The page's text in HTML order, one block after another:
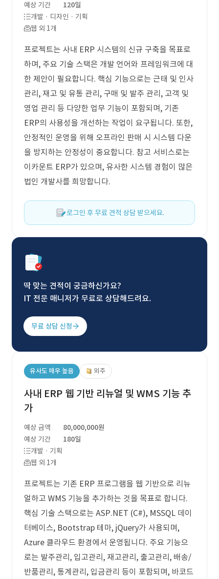
예상 기간
120일
개발 · 디자인 · 기획
웹 외 1개
프로젝트는 사내 ERP 시스템의 신규 구축을 목표로
하며, 주요 기술 스택은 개발 언어와 프레임워크에 대
한 제안이 필요합니다. 핵심 기능으로는 근태 및 인사
관리, 재고 및 유통 관리, 구매 및 발주 관리, 고객 및
영업 관리 등 다양한 업무 기능이 포함되며, 기존
ERP의 사용성을 개선하는 작업이 요구됩니다. 또한,
안정적인 운영을 위해 오프라인 판매 시 시스템 다운
을 방지하는 안정성이 중요합니다. 참고 서비스로는
이카운트 ERP가 있으며, 유사한 시스템 경험이 많은
법인 개발사를 희망합니다.
로그인 후 무료 견적 상담 받으세요.
딱 맞는 견적이 궁금하신가요?
IT 전문 매니저가 무료로 상담해드려요.
무료 상담 신청
유사도 매우 높음 외주
사내 ERP 웹 기반 리뉴얼 및 WMS 기능 추
가
예상 금액
80,000,000원
예상 기간
180일
개발 · 기획
웹 외 1개
프로젝트는 기존 ERP 프로그램을 웹 기반으로 리뉴
얼하고 WMS 기능을 추가하는 것을 목표로 합니다.
핵심 기술 스택으로는 ASP.NET (C#), MSSQL 데이
터베이스, Bootstrap 테마, jQuery가 사용되며,
Azure 클라우드 환경에서 운영됩니다. 주요 기능으
로는 발주관리, 입고관리, 재고관리, 출고관리, 배송/
반품관리, 통계관리, 입금관리 등이 포함되며, 바코드